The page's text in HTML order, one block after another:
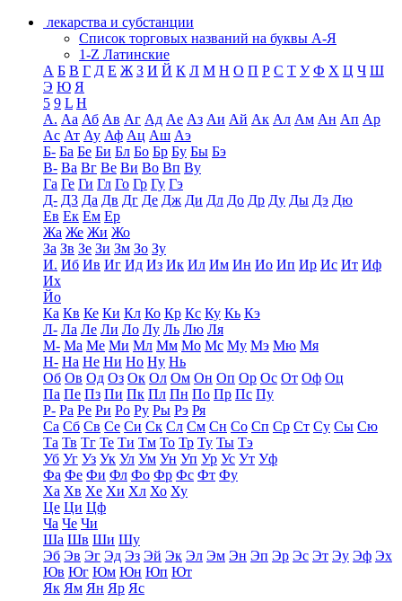
лекарства и субстанции
Список торговых названий на буквы А-Я
1-Z Латинские
А Б В Г Д Е Ж З И Й К Л М Н О П Р С Т У Ф Х Ц Ч Ш
Э Ю Я
5 9 L H
А. Аа Аб Ав Аг Ад Ае Аз Аи Ай Ак Ал Ам Ан Ап Ар
Ас Ат Ау Аф Ац Аш Аэ
Б- Ба Бе Би Бл Бо Бр Бу Бы Бэ
В- Ва Вг Ве Ви Во Вп Ву
Га Ге Ги Гл Го Гр Гу Гэ
Д- Д3 Да Дв Дг Де Дж Ди Дл До Др Ду Ды Дэ Дю
Ев Ек Ем Ер
Жа Же Жи Жо
За Зв Зе Зи Зм Зо Зу
И. Иб Ив Иг Ид Из Ик Ил Им Ин Ио Ип Ир Ис Ит Иф
Их
Йо
Ка Кв Ке Ки Кл Ко Кр Кс Ку Кь Кэ
Л- Ла Ле Ли Ло Лу Ль Лю Ля
М- Ма Ме Ми Мл Мм Мо Мс Му Мэ Мю Мя
Н- На Не Ни Но Ну Нь
Об Ов Од Оз Ок Ол Ом Он Оп Ор Ос От Оф Оц
Па Пе Пз Пи Пк Пл Пн По Пр Пс Пу
Р- Ра Ре Ри Ро Ру Ры Рэ Ря
Са Сб Св Се Си Ск Сл См Сн Со Сп Ср Ст Су Сы Сю
Та Тв Тг Те Ти Тм То Тр Ту Ты Тэ
Уб Уг Уз Ук Ул Ум Ун Уп Ур Ус Ут Уф
Фа Фе Фи Фл Фо Фр Фс Фт Фу
Ха Хв Хе Хи Хл Хо Ху
Це Ци Цф
Ча Че Чи
Ша Шв Ши Шу
Эб Эв Эг Эд Эз Эй Эк Эл Эм Эн Эп Эр Эс Эт Эу Эф Эх
Юв Юг Юм Юн Юп Ют
Як Ям Ян Яр Яс